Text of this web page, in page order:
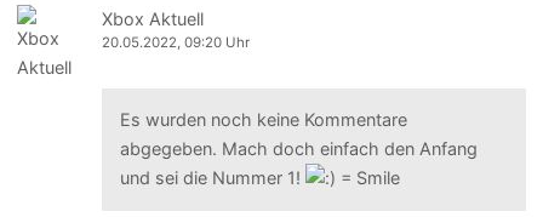
Xbox Aktuell
20.05.2022, 09:20 Uhr
Es wurden noch keine Kommentare
abgegeben. Mach doch einfach den Anfang
und sei die Nummer 1!